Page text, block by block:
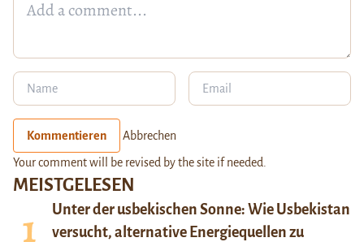
MEISTGELESEN
Unter der usbekischen Sonne: Wie Usbekistan
versucht, alternative Energiequellen zu
Kommentieren Abbrechen
Your comment will be revised by the site if needed.